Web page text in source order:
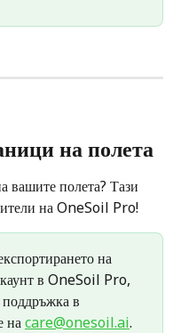
на полета
вашите полета? Тази
на OneSoil Pro!
на
в OneSoil Pro,
поддръжка в
на care@onesoil.ai.